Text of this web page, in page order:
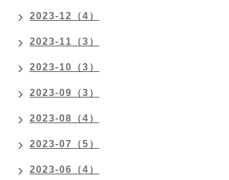
2023-12（4）
2023-11（3）
2023-10（3）
2023-09（3）
2023-08（4）
2023-07（5）
2023-06（4）